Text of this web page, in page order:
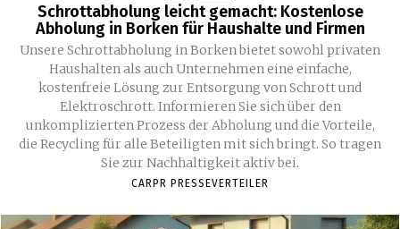
Schrottabholung leicht gemacht: Kostenlose
Abholung in Borken für Haushalte und Firmen
Unsere Schrottabholung in Borken bietet sowohl privaten
Haushalten als auch Unternehmen eine einfache,
kostenfreie Lösung zur Entsorgung von Schrott und
Elektroschrott. Informieren Sie sich über den
unkomplizierten Prozess der Abholung und die Vorteile,
die Recycling für alle Beteiligten mit sich bringt. So tragen
Sie zur Nachhaltigkeit aktiv bei.
CARPR PRESSEVERTEILER